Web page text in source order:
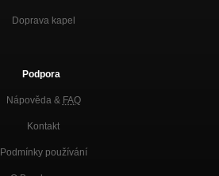
Doprava kapel
Podpora
Nápověda & FAQ
Kontakt
Podmínky používání